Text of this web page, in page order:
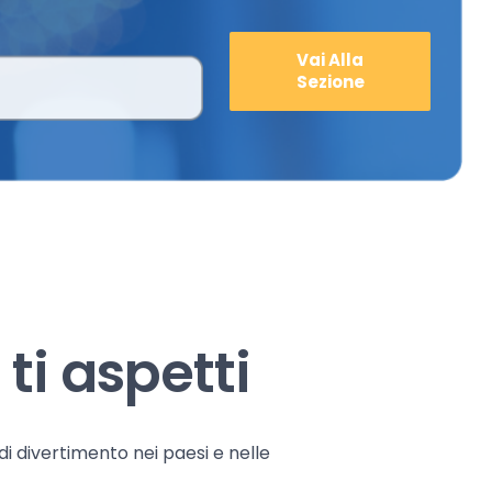
Vai Alla
Sezione
ti aspetti
divertimento nei paesi e nelle